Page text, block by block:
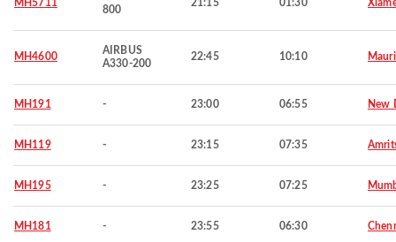
MH5711
800
21:15 01:30
MH4600
AIRBUS
A330-200
22:45 10:10
MH191 - 23:00 06:55 New
MH119 - 23:15 07:35
MH195 - 23:25 07:25
MH181 - 23:55 06:30